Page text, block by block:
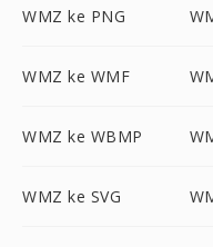
WMZ ke PNG
WMZ ke WMF
WMZ ke WBMP
WMZ ke SVG